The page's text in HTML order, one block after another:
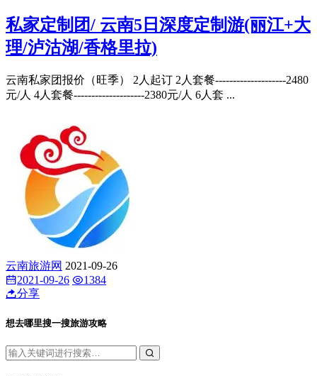
私家定制团/ 云南5日深度定制游(丽江+大
理/泸沽湖/香格里拉)
云南私家团报价（旺季） 2人起订 2人套餐--------------------2480
元/人 4人套餐--------------------2380元/人 6人套 ...
云南旅游网 2021-09-26
2021-09-26
1384
分享
想去哪里搜一搜旅游攻略